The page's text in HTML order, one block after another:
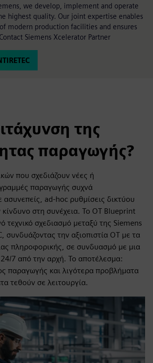
we develop, implement and operate
highest quality. Our joint expertise enables
modern production facilities and ensures
Siemens Xcelerator Partner
της
παραγωγής?
που σχεδιάζουν νέες ή
παραγωγής συχνά
ασυνεπείς, ad-hoc ρυθμίσεις δικτύου
στη συνέχεια. Το OT Blueprint
τεχνικό σχεδιασμό μεταξύ της Siemens
συνδυάζοντας την αξιοπιστία OT με τα
πληροφορικής, σε συνδυασμό με μια
24/7 από την αρχή. Το αποτέλεσμα:
παραγωγής και λιγότερα προβλήματα
τεθούν σε λειτουργία.